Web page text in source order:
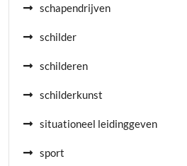
schapendrijven
schilder
schilderen
schilderkunst
situationeel leidinggeven
sport